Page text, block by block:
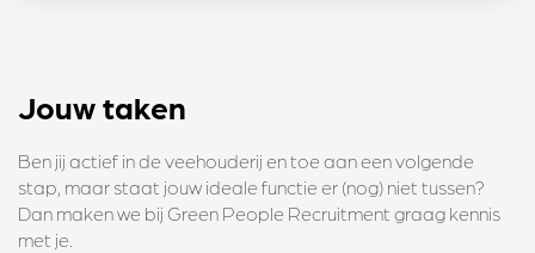
Jouw taken
Ben jij actief in de veehouderij en toe aan een volgende
stap, maar staat jouw ideale functie er (nog) niet tussen?
Dan maken we bij Green People Recruitment graag kennis
met je.